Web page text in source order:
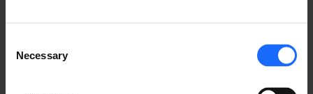
Selection
Necessary
simply dummy text